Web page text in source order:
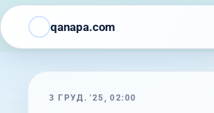
qanapa.com
3 ГРУД. '25, 02:00